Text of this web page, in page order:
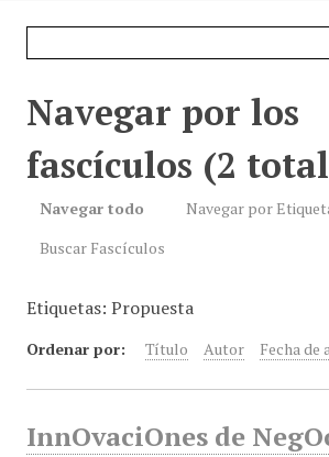
Navegar por los
fascículos (2
Navegar todo
Navegar por
Buscar Fascículos
Etiquetas: Propuesta
Ordenar por: Título Autor Fecha de
InnOvaciOnes de